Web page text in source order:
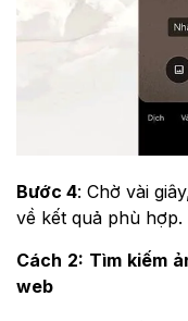
Bước 4: Chờ vài
về kết quả phù hợp.
Cách 2: Tìm kiếm
web